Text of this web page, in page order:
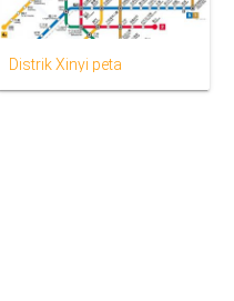
Distrik Xinyi peta